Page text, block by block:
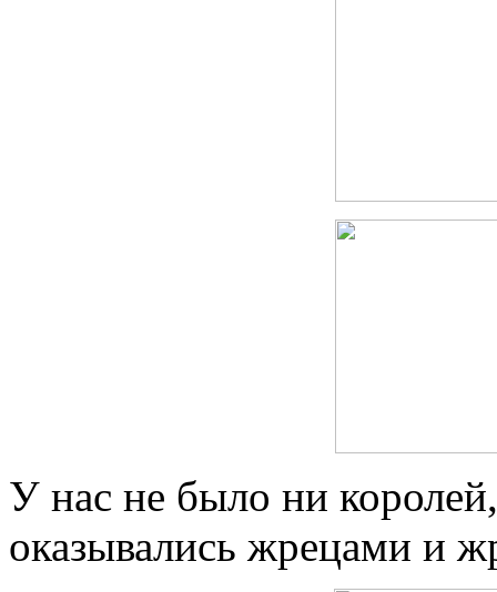
У нас не было ни
оказывались жрецами и